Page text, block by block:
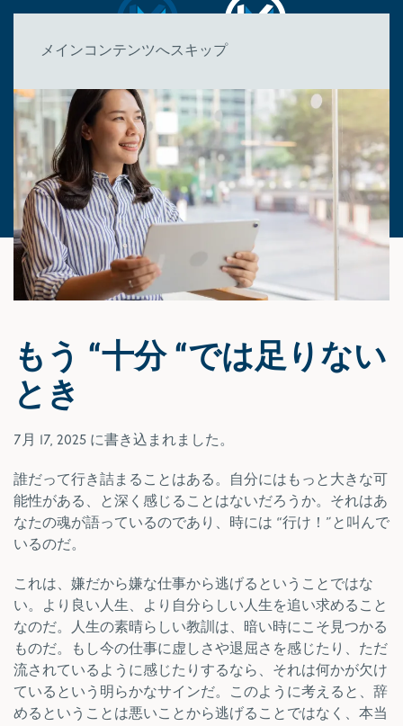
メインコンテンツへスキップ
もう “十分 “では足りない
とき
7月 17, 2025 に書き込まれました。
誰だって行き詰まることはある。自分にはもっと大きな可
能性がある、と深く感じることはないだろうか。それはあ
なたの魂が語っているのであり、時には “行け！”と叫んで
いるのだ。
これは、嫌だから嫌な仕事から逃げるということではな
い。より良い人生、より自分らしい人生を追い求めること
なのだ。人生の素晴らしい教訓は、暗い時にこそ見つかる
ものだ。もし今の仕事に虚しさや退屈さを感じたり、ただ
流されているように感じたりするなら、それは何かが欠け
ているという明らかなサインだ。このように考えると、辞
めるということは悪いことから逃げることではなく、本当